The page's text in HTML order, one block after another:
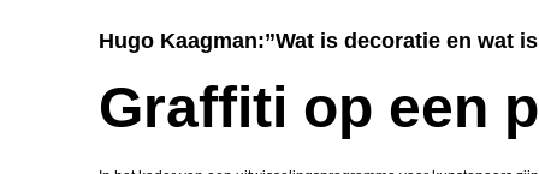
Hugo Kaagman:”Wat is decoratie en wat
Graffiti op een